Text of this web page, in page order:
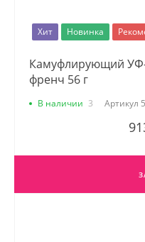
Хит Новинка
Камуфлирующий
френч 56 г
В наличии 3 Артикул